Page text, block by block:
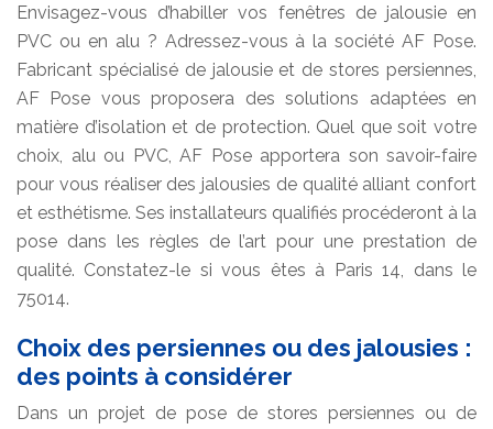
Envisagez-vous d’habiller vos fenêtres de jalousie en
PVC ou en alu ? Adressez-vous à la société AF Pose.
Fabricant spécialisé de jalousie et de stores persiennes,
AF Pose vous proposera des solutions adaptées en
matière d’isolation et de protection. Quel que soit votre
choix, alu ou PVC, AF Pose apportera son savoir-faire
pour vous réaliser des jalousies de qualité alliant confort
et esthétisme. Ses installateurs qualifiés procéderont à la
pose dans les règles de l’art pour une prestation de
qualité. Constatez-le si vous êtes à Paris 14, dans le
75014.
Choix des persiennes ou des jalousies :
des points à considérer
Dans un projet de pose de stores persiennes ou de